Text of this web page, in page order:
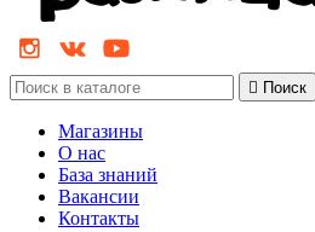
 Поиск
Магазины
О нас
База знаний
Вакансии
Контакты